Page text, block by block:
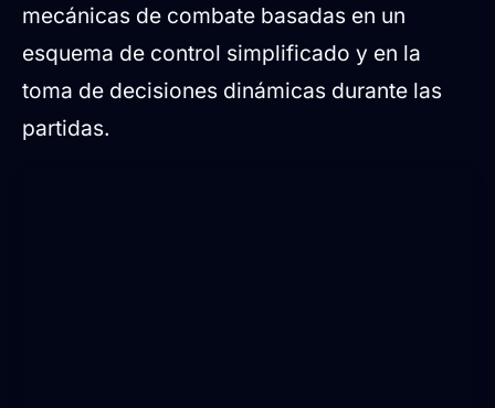
mecánicas de combate basadas en un
esquema de control simplificado y en la
toma de decisiones dinámicas durante las
partidas.